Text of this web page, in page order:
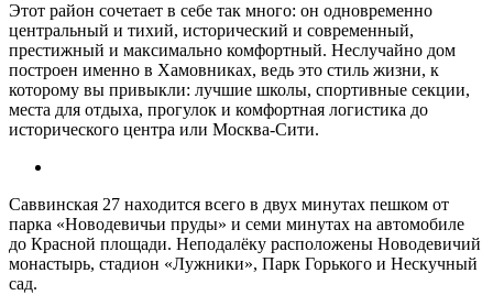
Этот район сочетает в себе так много: он одновременно
центральный и тихий, исторический и современный,
престижный и максимально комфортный. Неслучайно дом
построен именно в Хамовниках, ведь это стиль жизни, к
которому вы привыкли: лучшие школы, спортивные секции,
места для отдыха, прогулок и комфортная логистика до
исторического центра или Москва-Сити.
Саввинская 27 находится всего в двух минутах пешком от
парка «Новодевичьи пруды» и семи минутах на автомобиле
до Красной площади. Неподалёку расположены Новодевичий
монастырь, стадион «Лужники», Парк Горького и Нескучный
сад.